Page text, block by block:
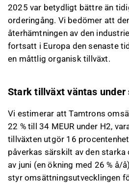
2025 var betydligt bättre än
orderingång. Vi bedömer att
återhämtningen av den
fortsatt i Europa den senaste
en måttlig organisk tillväxt.
Stark tillväxt väntas
Vi estimerar att Tamtrons
22 % till 34 MEUR under H2,
tillväxten utgör 16
påverkas särskilt av den
av juni (en ökning med 26 % å/
styr omsättningsutvecklingen